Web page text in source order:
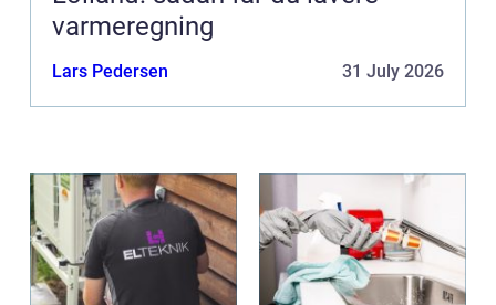
varmeregning
Lars Pedersen 31 July 2026